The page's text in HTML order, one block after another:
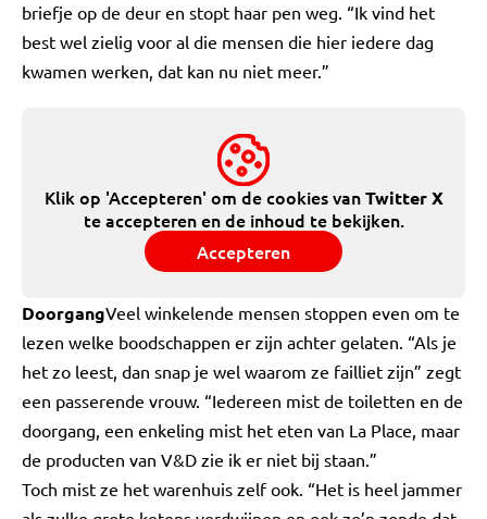
briefje op de deur en stopt haar pen weg. “Ik vind het
best wel zielig voor al die mensen die hier iedere dag
kwamen werken, dat kan nu niet meer.”
Klik op 'Accepteren' om de cookies vanTwitter X
te accepteren en de inhoud te bekijken.
Accepteren
DoorgangVeel winkelende mensen stoppen even om te
lezen welke boodschappen er zijn achter gelaten. “Als je
het zo leest, dan snap je wel waarom ze failliet zijn” zegt
een passerende vrouw. “Iedereen mist de toiletten en de
doorgang, een enkeling mist het eten van La Place, maar
de producten van V&D zie ik er niet bij staan.”
Toch mist ze het warenhuis zelf ook. “Het is heel jammer